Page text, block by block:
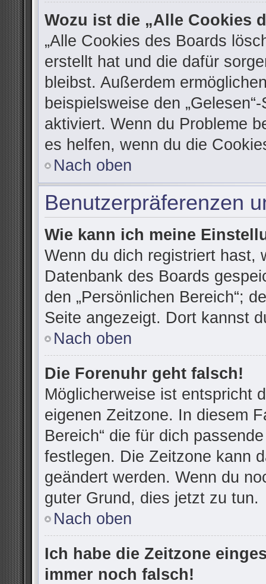
Wozu ist die „Alle Cookies
„Alle Cookies des Boards
erstellt hat und die dafür
bleibst. Außerdem
beispielsweise den
aktiviert. Wenn du Probleme
es helfen, wenn du die
Nach oben
Benutzerpräferenzen
Wie kann ich meine
Wenn du dich registriert hast,
Datenbank des Boards
den „Persönlichen Bereich“;
Seite angezeigt. Dort kannst
Nach oben
Die Forenuhr geht falsch!
Möglicherweise ist entspricht
eigenen Zeitzone. In diesem
Bereich“ die für dich
festlegen. Die Zeitzone kann
geändert werden. Wenn du
guter Grund, dies jetzt zu tun.
Nach oben
Ich habe die Zeitzone
immer noch falsch!